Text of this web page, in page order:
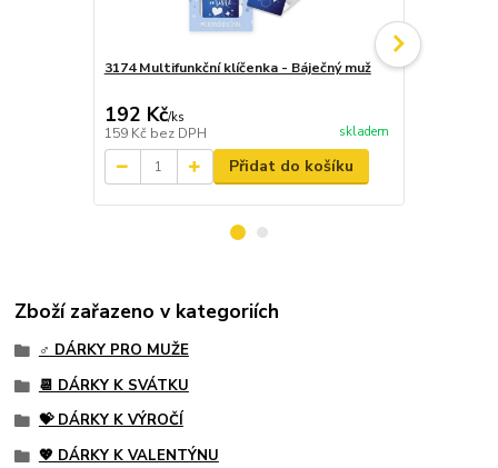
3174 Multifunkční klíčenka - Báječný muž
192 Kč/ks
159 Kč bez DPH skladem
Přidat do košíku
Zboží zařazeno v kategoriích
♂️ DÁRKY PRO MUŽE
📆 DÁRKY K SVÁTKU
💝 DÁRKY K VÝROČÍ
💖 DÁRKY K VALENTÝNU